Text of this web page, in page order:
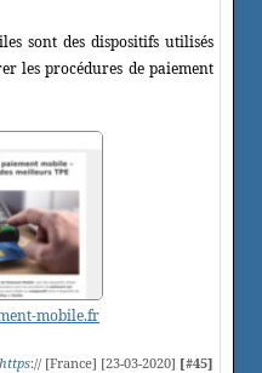
sont des dispositifs utilisés
les procédures de paiement
mobile.fr
https:// [France] [23-03-2020] [#45]